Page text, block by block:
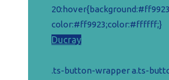
color:#ff9923;color:#ffffff;}
Ducray
.ts-button-wrapper a.ts-